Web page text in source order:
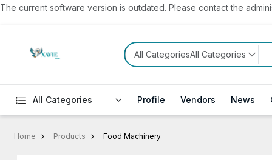
The current software version is outdated. Please contact the
All CategoriesAll Categories
All Categories Profile Vendors News
Home Products Food Machinery